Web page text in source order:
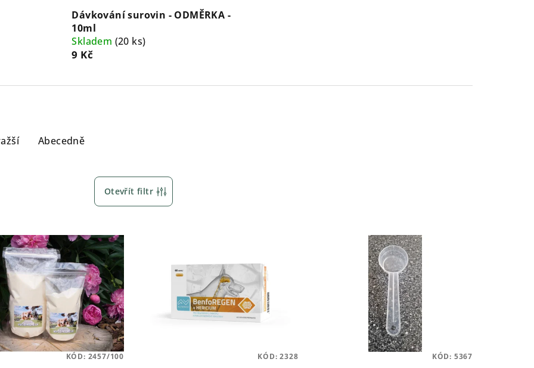
Dávkování surovin - ODMĚRKA -
10ml
Skladem (20 ks)
9 Kč
Abecedně
Otevřít filtr
KÓD: 2457/100 KÓD:2328 KÓD: 5367